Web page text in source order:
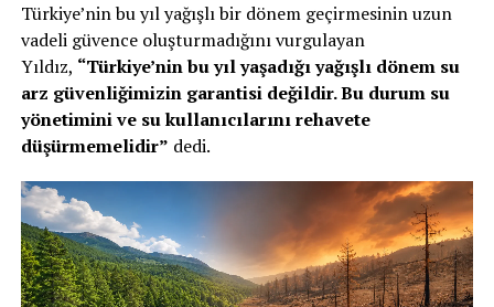
Türkiye’nin bu yıl yağışlı bir dönem geçirmesinin uzun
vadeli güvence oluşturmadığını vurgulayan
Yıldız, “Türkiye’nin bu yıl yaşadığı yağışlı dönem su
arz güvenliğimizin garantisi değildir. Bu durum su
yönetimini ve su kullanıcılarını rehavete
düşürmemelidir” dedi.